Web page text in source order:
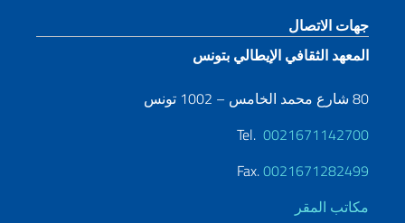
قسم التذييل
جهات الاتصال
المعهد الثقافي الإيطالي بتونس
80 شارع محمد الخامس – 1002 تونس
Tel. 0021671142700
Fax.0021671282499
مكاتب المقر